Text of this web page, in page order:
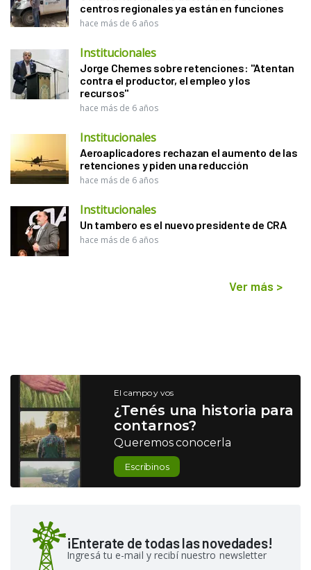
centros regionales ya están en funciones
hace más de 6 años
Institucionales
Jorge Chemes sobre retenciones: "Atentan
contra el productor, el empleo y los
recursos"
hace más de 6 años
Institucionales
Aeroaplicadores rechazan el aumento de las
retenciones y piden una reducción
hace más de 6 años
Institucionales
Un tambero es el nuevo presidente de CRA
hace más de 6 años
Ver más >
El campo y vos
¿Tenés una historia para
contarnos?
Queremos conocerla
Escribinos
¡Enterate de todas las novedades!
Ingresá tu e-mail y recibí nuestro newsletter